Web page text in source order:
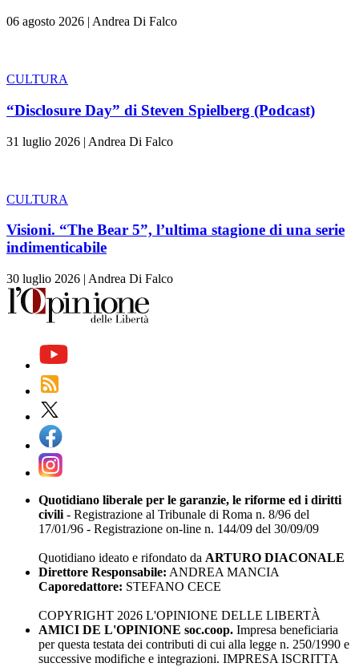
06 agosto 2026 | Andrea Di Falco
CULTURA
“Disclosure Day” di Steven Spielberg (Podcast)
31 luglio 2026 | Andrea Di Falco
CULTURA
Visioni. “The Bear 5”, l’ultima stagione di una serie
indimenticabile
30 luglio 2026 | Andrea Di Falco
Quotidiano liberale per le garanzie, le riforme ed i diritti
civili - Registrazione al Tribunale di Roma n. 8/96 del
17/01/96 - Registrazione on-line n. 144/09 del 30/09/09
Quotidiano ideato e rifondato da ARTURO DIACONALE
Direttore Responsabile: ANDREA MANCIA
Caporedattore: STEFANO CECE
COPYRIGHT 2026 L'OPINIONE DELLE LIBERTÀ
AMICI DE L'OPINIONE soc.coop. Impresa beneficiaria
per questa testata dei contributi di cui alla legge n. 250/1990 e
successive modifiche e integrazioni. IMPRESA ISCRITTA